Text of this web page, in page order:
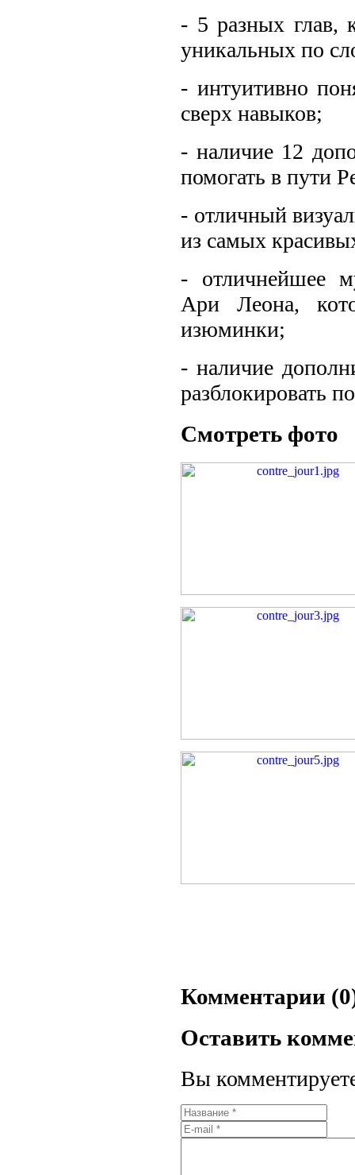
- 5 разных глав,
уникальных по
- интуитивно
сверх навыков;
- наличие 12
помогать в пути
- отличный
из самых
- отличнейшее
Ари Леона,
изюминки;
- наличие
разблокировать
Смотреть фото
Комментарии
Оставить
Вы